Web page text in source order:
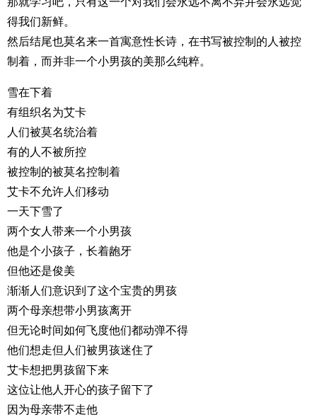
得我们新鲜。
然后结尾也莫名来一首寓意性长诗，在书写被控制的人被控
制着，而并非一个小男孩的美那么纯粹。
雪在下着
有组织名为艾卡
人们被莫名统治着
有的人不被所控
被控制的被莫名控制着
艾卡不允许人们移动
一天下雪了
两个女人带来一个小男孩
他是个小孩子，长着龅牙
但他还是俊美
渐渐人们意识到了这个宝贵的男孩
两个母亲想带小男孩离开
但无论时间如何飞度他们都动弹不得
他们想走但人们被男孩迷住了
艾卡想把男孩留下来
这位让他人开心的孩子留下了
因为母亲带不走他